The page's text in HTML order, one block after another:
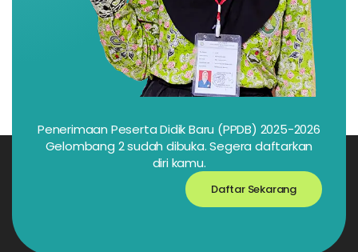
Penerimaan Peserta Didik Baru (PPDB) 2025-2026
Gelombang 2 sudah dibuka. Segera daftarkan
diri kamu.
Daftar Sekarang